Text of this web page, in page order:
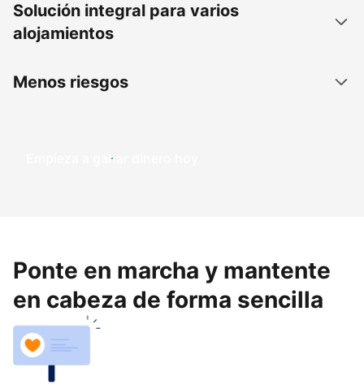
Solución integral para varios
alojamientos
Menos riesgos
Empieza a ganar dinero hoy
Ponte en marcha y mantente
en cabeza de forma sencilla